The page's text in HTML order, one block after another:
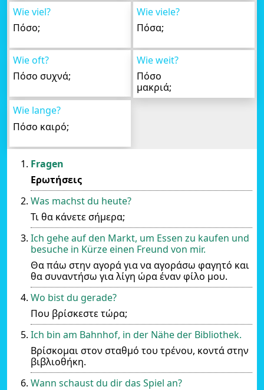
Wie viel?
Πόσο;
Wie viele?
Πόσα;
Wie oft?
Πόσο συχνά;
Wie weit?
Πόσο
μακριά;
Wie lange?
Πόσο καιρό;
Fragen
Ερωτήσεις
Was machst du heute?
Τι θα κάνετε σήμερα;
Ich gehe auf den Markt, um Essen zu kaufen und
besuche in Kürze einen Freund von mir.
Θα πάω στην αγορά για να αγοράσω φαγητό και
θα συναντήσω για λίγη ώρα έναν φίλο μου.
Wo bist du gerade?
Που βρίσκεστε τώρα;
Ich bin am Bahnhof, in der Nähe der Bibliothek.
Βρίσκομαι στον σταθμό του τρένου, κοντά στην
βιβλιοθήκη.
Wann schaust du dir das Spiel an?